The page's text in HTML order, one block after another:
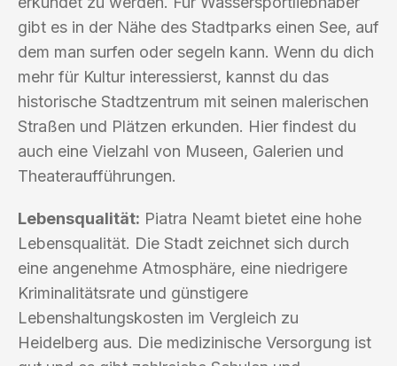
gibt es in der Nähe des Stadtparks einen See, auf
dem man surfen oder segeln kann. Wenn du dich
mehr für Kultur interessierst, kannst du das
historische Stadtzentrum mit seinen malerischen
Straßen und Plätzen erkunden. Hier findest du
auch eine Vielzahl von Museen, Galerien und
Theateraufführungen.
Lebensqualität: Piatra Neamt bietet eine hohe
Lebensqualität. Die Stadt zeichnet sich durch
eine angenehme Atmosphäre, eine niedrigere
Kriminalitätsrate und günstigere
Lebenshaltungskosten im Vergleich zu
Heidelberg aus. Die medizinische Versorgung ist